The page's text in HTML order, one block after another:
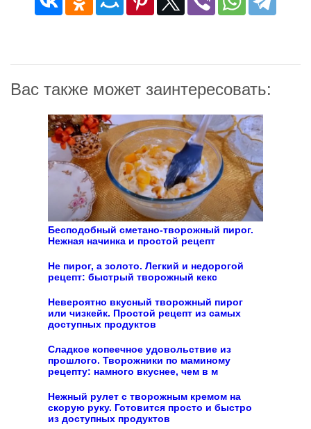
Вас также может заинтересовать:
Бесподобный сметано-творожный пирог.
Нежная начинка и простой рецепт
Не пирог, а золото. Легкий и недорогой
рецепт: быстрый творожный кекс
Невероятно вкусный творожный пирог
или чизкейк. Простой рецепт из самых
доступных продуктов
Сладкое копеечное удовольствие из
прошлого. Творожники по маминому
рецепту: намного вкуснее, чем в м
Нежный рулет с творожным кремом на
скорую руку. Готовится просто и быстро
из доступных продуктов